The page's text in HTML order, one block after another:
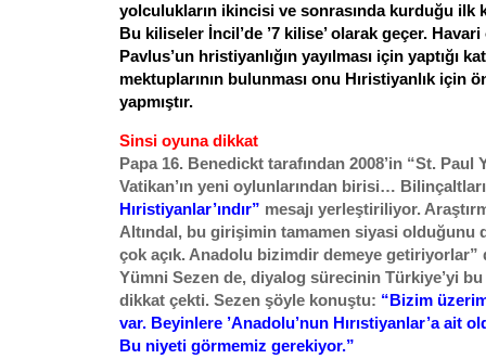
yolculukların ikincisi ve sonrasında kurduğu ilk
Bu kiliseler İncil’de ’7 kilise’ olarak geçer.
Pavlus’un hristiyanlığın yayılması için yaptığı
mektuplarının bulunması onu Hıristiyanlık için
yapmıştır.
Sinsi oyuna dikkat
Papa 16. Benedickt tarafından 2008’in “St. Paul
Vatikan’ın yeni oylunlarından birisi…
Hıristiyanlar’ındır” mesajı yerleştiriliyor.
Altındal, bu girişimin tamamen siyasi olduğunu
çok açık. Anadolu bizimdir demeye
Yümni Sezen de, diyalog sürecinin Türkiye’yi
dikkat çekti. Sezen şöyle konuştu: “Bizim
var. Beyinlere ’Anadolu’nun Hırıstiyanlar’a ait
Bu niyeti görmemiz gerekiyor.”